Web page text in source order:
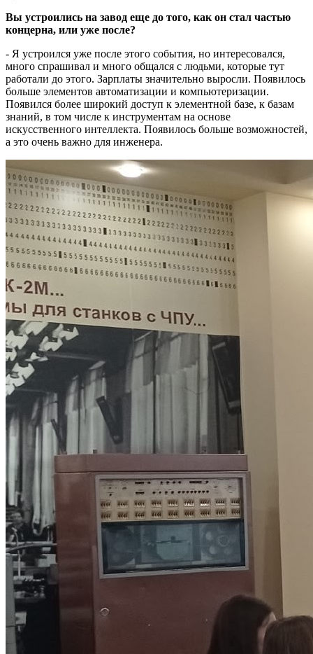
Вы устроились на завод еще до того, как он стал частью
концерна, или уже после?
- Я устроился уже после этого события, но интересовался,
много спрашивал и много общался с людьми, которые тут
работали до этого. Зарплаты значительно выросли. Появилось
больше элементов автоматизации и компьютеризации.
Появился более широкий доступ к элементной базе, к базам
знаний, в том числе к инструментам на основе
искусственного интеллекта. Появилось больше возможностей,
а это очень важно для инженера.